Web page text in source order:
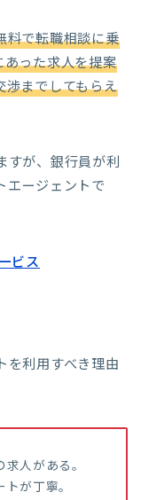
料で転職相談に乗
あった求人を提案
渉までしてもらえ
すが、銀行員が利
エージェントで
ビス
を利用すべき理由
人がある。
が丁寧。